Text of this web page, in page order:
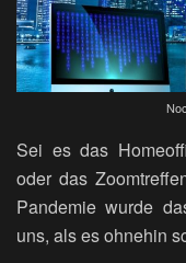
Sei es das
oder das
Pandemie wurde
uns, als es ohnehin